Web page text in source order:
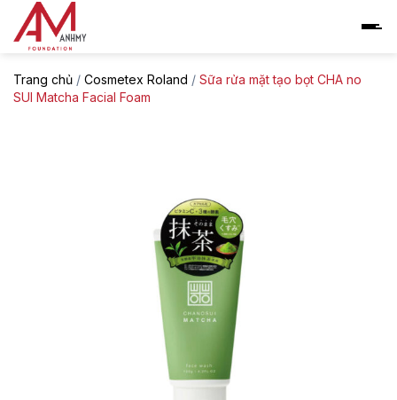
content
Trang chủ / Cosmetex Roland / Sữa rửa mặt tạo bọt CHA no
SUI Matcha Facial Foam